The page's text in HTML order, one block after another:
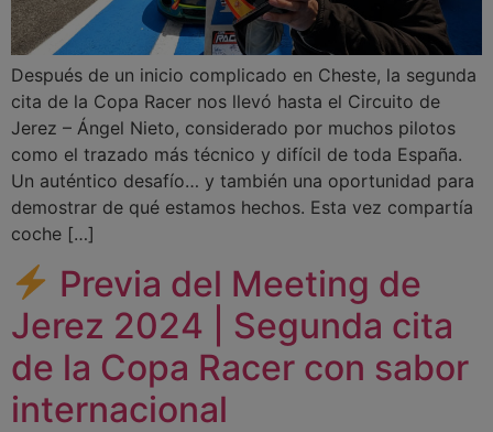
Después de un inicio complicado en Cheste, la segunda
cita de la Copa Racer nos llevó hasta el Circuito de
Jerez – Ángel Nieto, considerado por muchos pilotos
como el trazado más técnico y difícil de toda España.
Un auténtico desafío… y también una oportunidad para
demostrar de qué estamos hechos. Esta vez compartía
coche […]
Previa del Meeting de
Jerez 2024 | Segunda cita
de la Copa Racer con sabor
internacional